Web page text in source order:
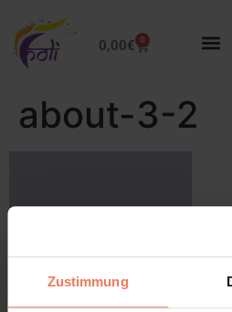
Zustimmung
0,00€ 0
about-3-2
Schreibe